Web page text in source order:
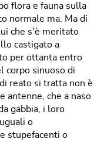
flora e fauna sulla
normale ma. Ma di
che s'è meritato
castigato a
per ottanta entro
corpo sinuoso di
reato si tratta non è
antenne, che a naso
gabbia, i loro
o
stupefacenti o